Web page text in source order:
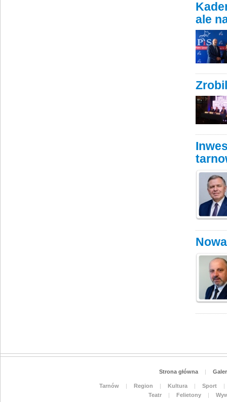
ale
Strona główna |
Tarnów | Region | Kultura | Sport
|
Teatr
| Felietony |